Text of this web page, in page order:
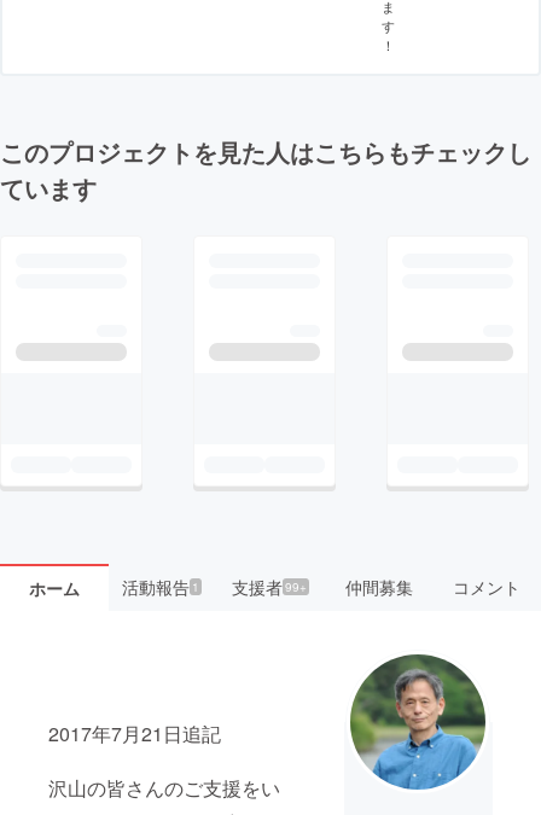
ま
す
！
このプロジェクトを見た人はこちらもチェックし
ています
ホーム 活動報告1 支援者99+ 仲間募集 コメント
2017年7月21日追記
沢山の皆さんのご支援をい